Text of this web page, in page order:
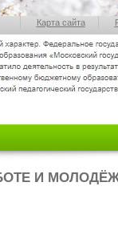
Карта сайта
И